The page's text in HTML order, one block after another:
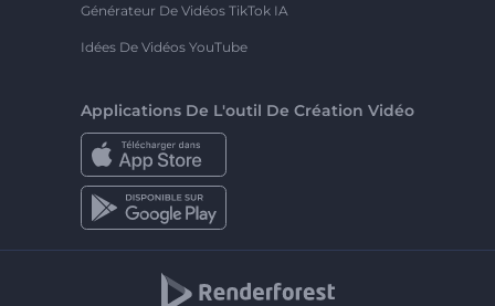
Générateur De Vidéos TikTok IA
Idées De Vidéos YouTube
Applications De L'outil De Création Vidéo